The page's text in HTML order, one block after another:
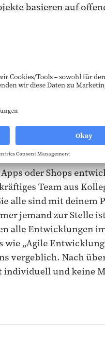
basieren auf
modernen App-
nicht nutzbar ist,
für dich genau
Grund auf neu – und
Blatt Papier.
Website-
oder Shops
Team aus
alle sind mit deinem
jemand zur Stelle
alle Entwicklungen
„Agile
vergeblich. Nach
individuell und keine